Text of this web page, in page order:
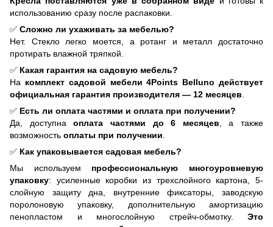
использованию сразу после распаковки.
✅ Сложно ли ухаживать за мебелью?
Нет. Стекло легко моется, а ротанг и металл достаточно
протирать влажной тряпкой.
✅ Какая гарантия на садовую мебель?
На комплект садовой мебели 4Points Belluno действует
официальная гарантия производителя — 12 месяцев
✅ Есть ли оплата частями и оплата при получении?
Да, доступнаоплата частями до 6 месяцев , а также
возможность оплаты при получении
✅ Как упаковывается садовая мебель?
Мы используем профессиональную многоуровневую
упаковку: усиленные коробки из трехслойного картона, 5-
слойную защиту дна, внутренние фиксаторы, заводскую
поролоновую упаковку, дополнительную амортизацию
пенопластом и многослойную стрейч-обмотку. Это